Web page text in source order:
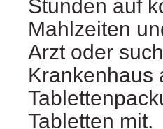
Stunden auf
Mahlzeiten
Arzt oder
Krankenhaus
Tabletten mit.